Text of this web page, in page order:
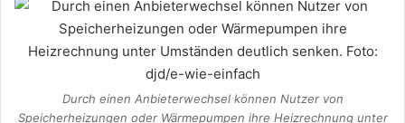
Durch einen Anbieterwechsel können Nutzer von
Speicherheizungen oder Wärmepumpen ihre Heizrechnung unter